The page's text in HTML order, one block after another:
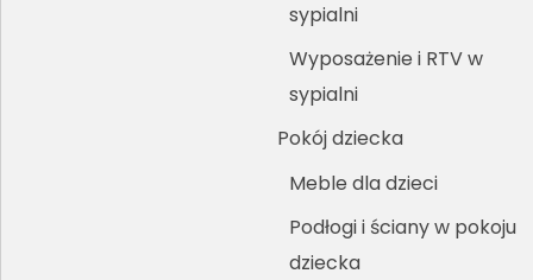
sypialni
Wyposażenie i RTV w
sypialni
Pokój dziecka
Meble dla dzieci
Podłogi i ściany w pokoju
dziecka